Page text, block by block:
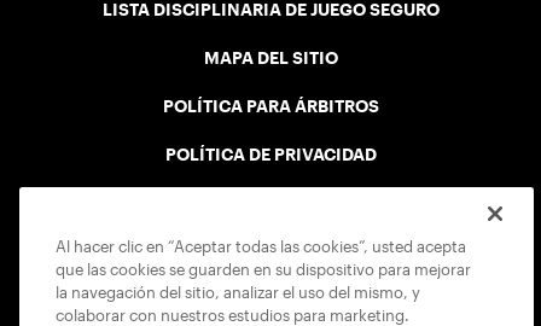
LISTA DISCIPLINARIA DE JUEGO SEGURO
MAPA DEL SITIO
POLÍTICA PARA ÁRBITROS
POLÍTICA DE PRIVACIDAD
DECLARACIÓN DE ACCESIBILIDAD
POLÍTICA DE COOKIES
Al hacer clic en “Aceptar todas las cookies”, usted acepta
que las cookies se guarden en su dispositivo para mejorar
la navegación del sitio, analizar el uso del mismo, y
colaborar con nuestros estudios para marketing.